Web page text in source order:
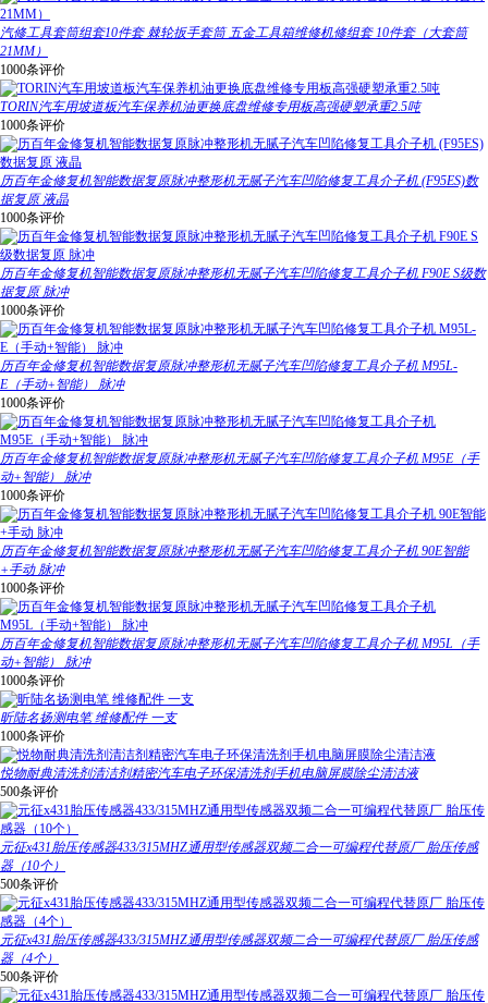
汽修工具套筒组套10件套 棘轮扳手套筒 五金工具箱维修机修组套 10件套（大套筒
21MM）
1000条评价
TORIN汽车用坡道板汽车保养机油更换底盘维修专用板高强硬塑承重2.5吨
1000条评价
历百年金修复机智能数据复原脉冲整形机无腻子汽车凹陷修复工具介子机 (F95ES)数
据复原 液晶
1000条评价
历百年金修复机智能数据复原脉冲整形机无腻子汽车凹陷修复工具介子机 F90E S级数
据复原 脉冲
1000条评价
历百年金修复机智能数据复原脉冲整形机无腻子汽车凹陷修复工具介子机 M95L-
E（手动+智能） 脉冲
1000条评价
历百年金修复机智能数据复原脉冲整形机无腻子汽车凹陷修复工具介子机 M95E（手
动+智能） 脉冲
1000条评价
历百年金修复机智能数据复原脉冲整形机无腻子汽车凹陷修复工具介子机 90E智能
+手动 脉冲
1000条评价
历百年金修复机智能数据复原脉冲整形机无腻子汽车凹陷修复工具介子机 M95L（手
动+智能） 脉冲
1000条评价
昕陆名扬测电笔 维修配件 一支
1000条评价
悦物耐典清洗剂清洁剂精密汽车电子环保清洗剂手机电脑屏膜除尘清洁液
500条评价
元征x431胎压传感器433/315MHZ通用型传感器双频二合一可编程代替原厂 胎压传感
器（10个）
500条评价
元征x431胎压传感器433/315MHZ通用型传感器双频二合一可编程代替原厂 胎压传感
器（4个）
500条评价